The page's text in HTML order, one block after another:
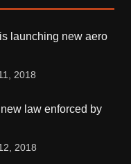
launching new aero
2018
law enforced by
2018